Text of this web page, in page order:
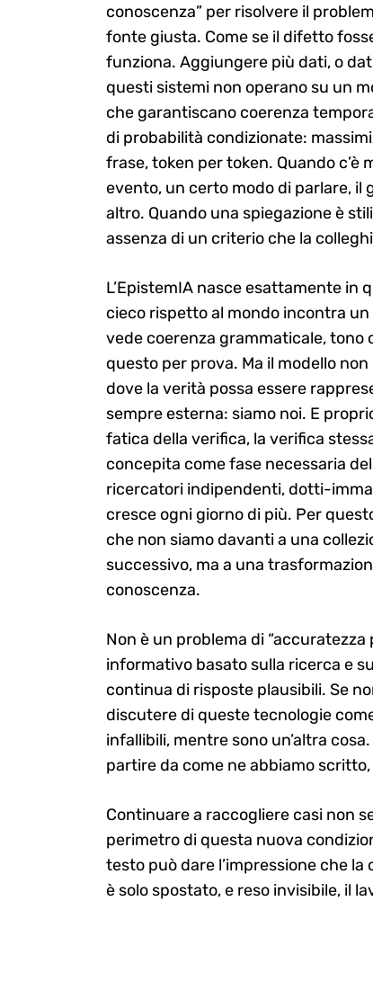
conoscenza” per risolvere il
fonte giusta. Come se il difetto
funziona. Aggiungere più dati, o
questi sistemi non operano su un
che garantiscano coerenza
di probabilità condizionate:
frase, token per token. Quando
evento, un certo modo di parlare, il
altro. Quando una spiegazione è
assenza di un criterio che la
L’EpistemIA nasce esattamente
cieco rispetto al mondo incontra
vede coerenza grammaticale,
questo per prova. Ma il modello
dove la verità possa essere
sempre esterna: siamo noi. E
fatica della verifica, la verifica
concepita come fase necessaria
ricercatori indipendenti, dotti-
cresce ogni giorno di più. Per
che non siamo davanti a una
successivo, ma a una
conoscenza.
Non è un problema di
informativo basato sulla ricerca e
continua di risposte plausibili. Se
discutere di queste tecnologie
infallibili, mentre sono un’altra
partire da come ne abbiamo scritto,
Continuare a raccogliere casi non
perimetro di questa nuova
testo può dare l’impressione che
è solo spostato, e reso invisibile, il